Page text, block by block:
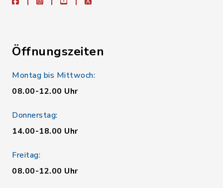
Öffnungszeiten
Montag bis Mittwoch:
08.00-12.00 Uhr
Donnerstag:
14.00-18.00 Uhr
Freitag:
08.00-12.00 Uhr